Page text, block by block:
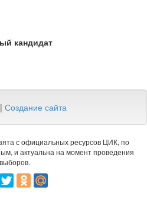
кандидат
Создание сайта
с официальных ресурсов ЦИК, по
и актуальна на момент проведения
выборов.